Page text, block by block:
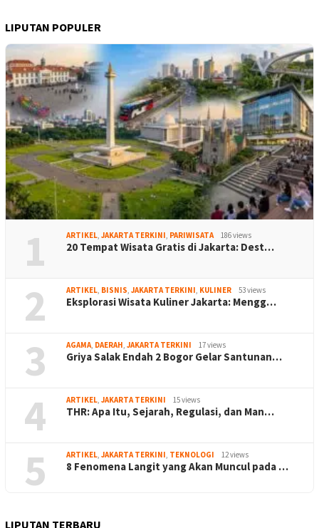
LIPUTAN POPULER
1 ARTIKEL, JAKARTA TERKINI, PARIWISATA 186 views
20 Tempat Wisata Gratis di Jakarta: Dest…
2 ARTIKEL, BISNIS, JAKARTA TERKINI, KULINER 53 views
Eksplorasi Wisata Kuliner Jakarta: Mengg…
3 AGAMA, DAERAH, JAKARTA TERKINI 17 views
Griya Salak Endah 2 Bogor Gelar Santunan…
4 ARTIKEL, JAKARTA TERKINI 15 views
THR: Apa Itu, Sejarah, Regulasi, dan Man…
5 ARTIKEL, JAKARTA TERKINI, TEKNOLOGI 12 views
8 Fenomena Langit yang Akan Muncul pada …
LIPUTAN TERBARU